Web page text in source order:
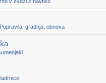
v zvezi z navtiko
Popravila, gradnja, obnova